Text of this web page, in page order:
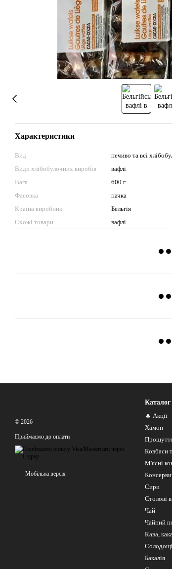
Характеристики
Вид
печиво та всі
Види хлібобулочних виробів
вафлі
Вага
600 г
Фасовка
пачка
Країна виробник
Бельгія
Схожі товари
вафлі
© 2026
Приймаємо до оплати
Мобільна версія
Каталог
🔥 Акції
Хамон
Ковбаси
М'ясні
Сири
Столові
Чай
Чайний
Кава,
Бакалія